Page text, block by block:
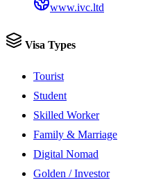
www.ivc.ltd
Visa Types
Tourist
Student
Skilled Worker
Family & Marriage
Digital Nomad
Golden / Investor